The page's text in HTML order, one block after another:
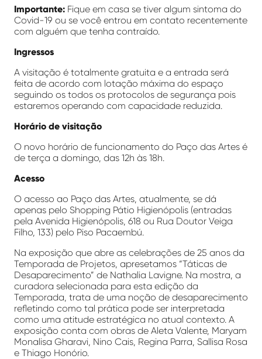
Importante: Fique em casa se tiver algum sintoma do
Covid-19 ou se você entrou em contato recentemente
com alguém que tenha contraído.
Ingressos
A visitação é totalmente gratuita e a entrada será
feita de acordo com lotação máxima do espaço
seguindo os todos os protocolos de segurança pois
estaremos operando com capacidade reduzida.
Horário de visitação
O novo horário de funcionamento do Paço das Artes é
de terça a domingo, das 12h às 18h.
Acesso
O acesso ao Paço das Artes, atualmente, se dá
apenas pelo Shopping Pátio Higienópolis (entradas
pela Avenida Higienópolis, 618 ou Rua Doutor Veiga
Filho, 133) pelo Piso Pacaembú.
Na exposição que abre as celebrações de 25 anos da
Temporada de Projetos, apresetamos “Táticas de
Desaparecimento” de Nathalia Lavigne. Na mostra, a
curadora selecionada para esta edição da
Temporada, trata de uma noção de desaparecimento
refletindo como tal prática pode ser interpretada
como uma atitude estratégica no atual contexto. A
exposição conta com obras de Aleta Valente, Maryam
Monalisa Gharavi, Nino Cais, Regina Parra, Sallisa Rosa
e Thiago Honório.